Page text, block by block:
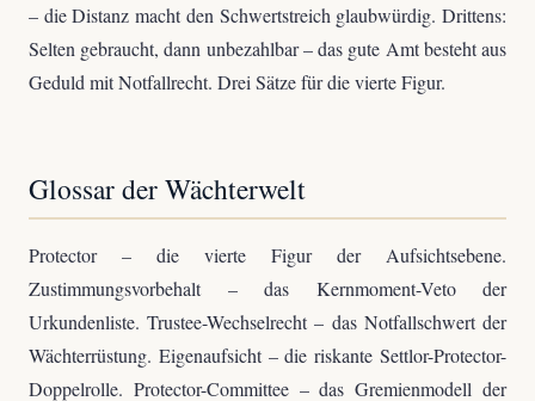
– die Distanz macht den Schwertstreich glaubwürdig. Drittens:
Selten gebraucht, dann unbezahlbar – das gute Amt besteht aus
Geduld mit Notfallrecht. Drei Sätze für die vierte Figur.
Glossar der Wächterwelt
Protector – die vierte Figur der Aufsichtsebene.
Zustimmungsvorbehalt – das Kernmoment-Veto der
Urkundenliste. Trustee-Wechselrecht – das Notfallschwert der
Wächterrüstung. Eigenaufsicht – die riskante Settlor-Protector-
Doppelrolle. Protector-Committee – das Gremienmodell der